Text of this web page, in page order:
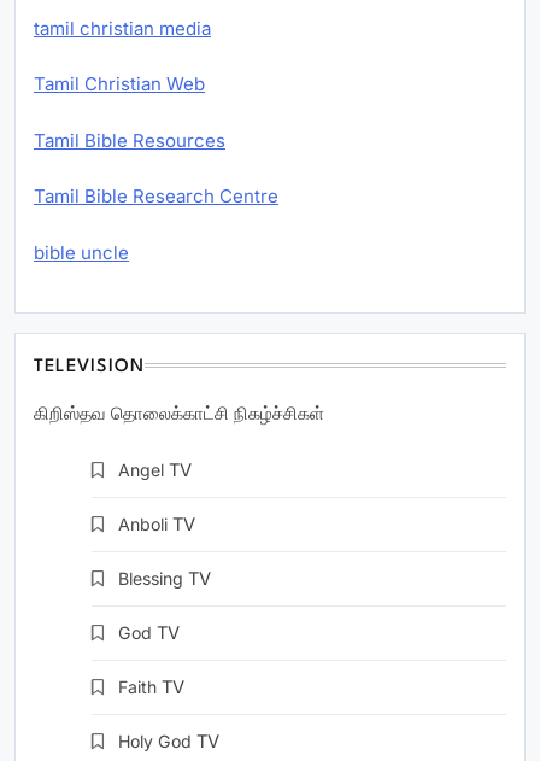
tamil christian media
Tamil Christian Web
Tamil Bible Resources
Tamil Bible Research Centre
bible uncle
TELEVISION
கிறிஸ்தவ தொலைக்காட்சி நிகழ்ச்சிகள்
Angel TV
Anboli TV
Blessing TV
God TV
Faith TV
Holy God TV